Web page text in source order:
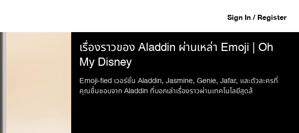
Sign In / Register
เรื่องราวของ Aladdin ผ่านเหล่า Emoji | Oh
My Disney
Emoji-fied เวอร์ชั่น Aladdin, Jasmine, Genie, Jafar, และตัวละครที่
คุณชื่นชอบจาก Aladdin ที่บอกเล่าเรื่องราวผ่านเทคโนโลยีสุดล้